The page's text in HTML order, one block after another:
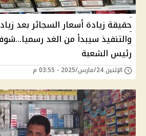
حقيقة زيادة أسعار السجائر بعد
والتنفيذ سيبدأ من الغد
رئيس الشعبة
الإثنين 24/مارس/2025 - 03:55 م